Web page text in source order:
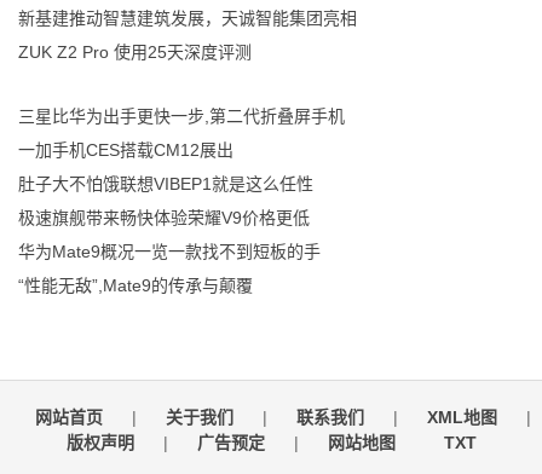
新基建推动智慧建筑发展，天诚智能集团亮相
ZUK Z2 Pro 使用25天深度评测
三星比华为出手更快一步,第二代折叠屏手机
一加手机CES搭载CM12展出
肚子大不怕饿联想VIBEP1就是这么任性
极速旗舰带来畅快体验荣耀V9价格更低
华为Mate9概况一览一款找不到短板的手
“性能无敌”,Mate9的传承与颠覆
网站首页 | 关于我们 | 联系我们 | XML地图
|
版权声明
| 广告预定 | 网站地图 TXT